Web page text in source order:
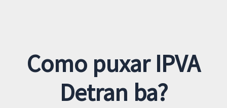
Como puxar IPVA
Detran ba?